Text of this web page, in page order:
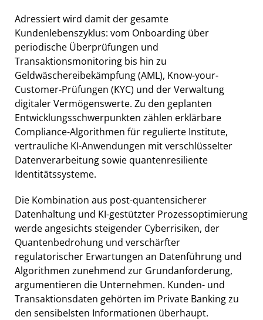
Adressiert wird damit der gesamte
Kundenlebenszyklus: vom Onboarding über
periodische Überprüfungen und
Transaktionsmonitoring bis hin zu
Geldwäschereibekämpfung (AML), Know-your-
Customer-Prüfungen (KYC) und der Verwaltung
digitaler Vermögenswerte. Zu den geplanten
Entwicklungsschwerpunkten zählen erklärbare
Compliance-Algorithmen für regulierte Institute,
vertrauliche KI-Anwendungen mit verschlüsselter
Datenverarbeitung sowie quantenresiliente
Identitätssysteme.
Die Kombination aus post-quantensicherer
Datenhaltung und KI-gestützter Prozessoptimierung
werde angesichts steigender Cyberrisiken, der
Quantenbedrohung und verschärfter
regulatorischer Erwartungen an Datenführung und
Algorithmen zunehmend zur Grundanforderung,
argumentieren die Unternehmen. Kunden- und
Transaktionsdaten gehörten im Private Banking zu
den sensibelsten Informationen überhaupt.